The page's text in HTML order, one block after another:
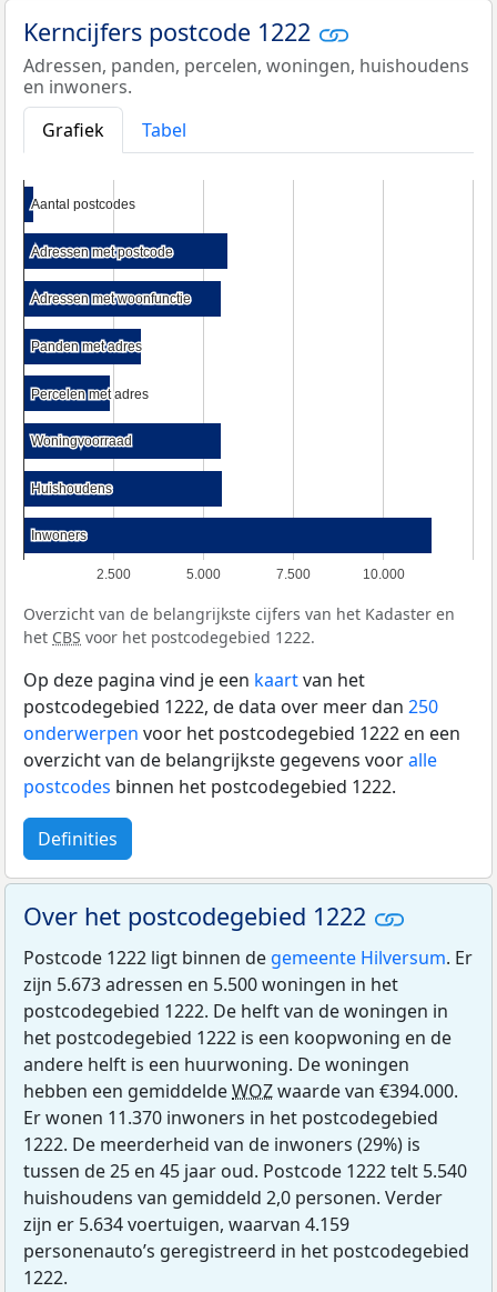
Kerncijfers postcode 1222
Adressen, panden, percelen, woningen, huishoudens
en inwoners.
Grafiek
Tabel
2.500 5.000 7.500 10.000
Aantal postcodes
Aantal postcodes
Adressen met postcode
Adressen met postcode
Adressen met woonfunctie
Adressen met woonfunctie
Panden met adres
Panden met adres
Percelen met adres
Percelen met adres
Woningvoorraad
Woningvoorraad
Huishoudens
Huishoudens
Inwoners
Inwoners
Overzicht van de belangrijkste cijfers van het Kadaster en
het CBS voor het postcodegebied 1222.
Op deze pagina vind je een kaartvan het
postcodegebied 1222, de data over meer dan 250
onderwerpen voor het postcodegebied 1222 en een
overzicht van de belangrijkste gegevens vooralle
postcodes binnen het postcodegebied 1222.
Definities
Over het postcodegebied 1222
Postcode 1222 ligt binnen de gemeente Hilversum. Er
zijn 5.673 adressen en 5.500 woningen in het
postcodegebied 1222. De helft van de woningen in
het postcodegebied 1222 is een koopwoning en de
andere helft is een huurwoning. De woningen
hebben een gemiddeldeWOZwaarde van €394.000.
Er wonen 11.370 inwoners in het postcodegebied
1222. De meerderheid van de inwoners (29%) is
tussen de 25 en 45 jaar oud. Postcode 1222 telt 5.540
huishoudens van gemiddeld 2,0 personen. Verder
zijn er 5.634 voertuigen, waarvan 4.159
personenauto’s geregistreerd in het postcodegebied
1222.